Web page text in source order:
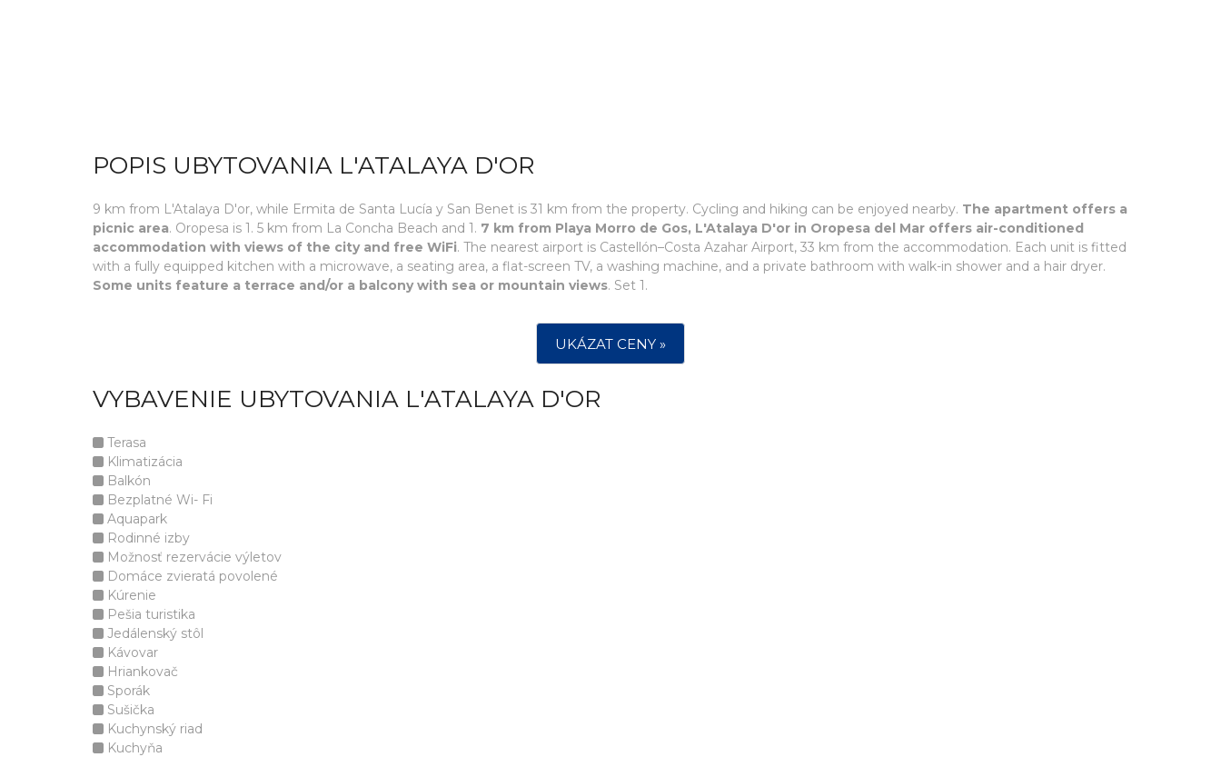
POPIS UBYTOVANIA L'ATALAYA D'OR
9 km from L'Atalaya D'or, while Ermita de Santa Lucía y San Benet is 31 km from the property. Cycling and hiking can be enjoyed nearby. The apartment offers a
picnic area. Oropesa is 1. 5 km from La Concha Beach and 1. 7 km from Playa Morro de Gos, L'Atalaya D'or in Oropesa del Mar offers air-conditioned
accommodation with views of the city and free WiFi. The nearest airport is Castellón–Costa Azahar Airport, 33 km from the accommodation. Each unit is fitted
with a fully equipped kitchen with a microwave, a seating area, a flat-screen TV, a washing machine, and a private bathroom with walk-in shower and a hair dryer.
Some units feature a terrace and/or a balcony with sea or mountain views. Set 1.
UKÁZAT CENY »
VYBAVENIE UBYTOVANIA L'ATALAYA D'OR
Terasa
Klimatizácia
Balkón
Bezplatné Wi- Fi
Aquapark
Rodinné izby
Možnosť rezervácie výletov
Domáce zvieratá povolené
Kúrenie
Pešia turistika
Jedálenský stôl
Kávovar
Hriankovač
Sporák
Sušička
Kuchynský riad
Kuchyňa